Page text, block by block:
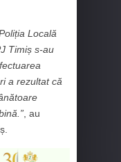
Locală
Timiș s-au
a rezultat că
, au